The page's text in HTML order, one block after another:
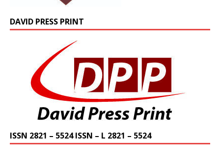
DAVID PRESS PRINT
ISSN 2821 – 5524 ISSN – L 2821 – 5524